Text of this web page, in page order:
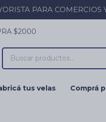
PARA
tus velas Comprá
$2000